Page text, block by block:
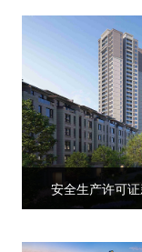
安全生产许可